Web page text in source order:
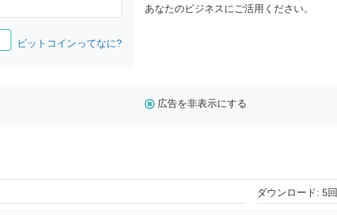
ビットコインってなに?
あなたのビジネスにご活用ください。
広告を非表示にする
ダウンロード: 5回